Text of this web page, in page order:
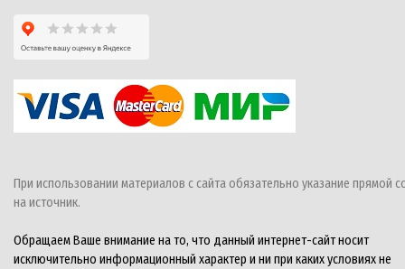
При использовании материалов с сайта обязательно указание прямой
на источник.
Обращаем Ваше внимание на то, что данный интернет-сайт носит
исключительно информационный характер и ни при каких условиях не